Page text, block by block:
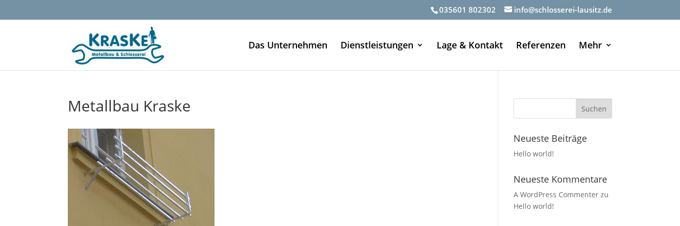
035601 802302 info@schlosserei-lausitz.de
Das Unternehmen Dienstleistungen Lage & Kontakt Referenzen Mehr
Metallbau Kraske
Neueste Beiträge
Hello world!
Neueste Kommentare
A WordPress Commenter zu
Hello world!